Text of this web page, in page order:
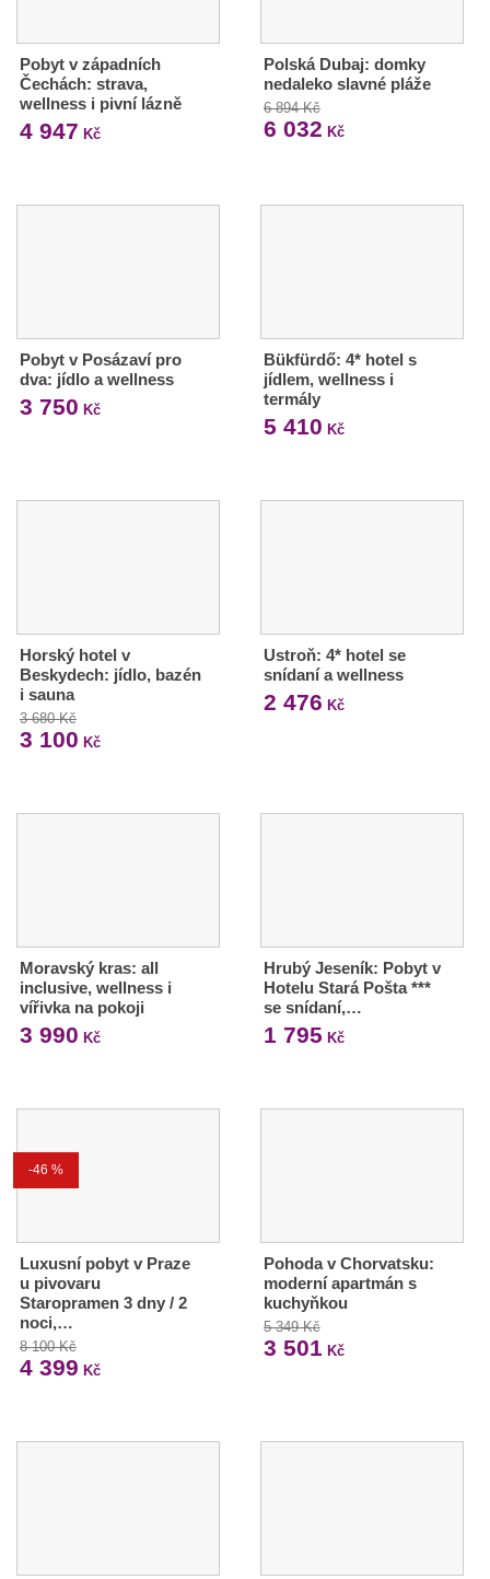
Pobyt v západních
Čechách: strava,
wellness i pivní lázně
4 947 Kč
Polská Dubaj: domky
nedaleko slavné pláže
6 894 Kč
6 032 Kč
Pobyt v Posázaví pro
dva: jídlo a wellness
3 750 Kč
Bükfürdő: 4* hotel s
jídlem, wellness i
termály
5 410 Kč
Horský hotel v
Beskydech: jídlo, bazén
i sauna
3 680 Kč
3 100 Kč
Ustroň: 4* hotel se
snídaní a wellness
2 476 Kč
Moravský kras: all
inclusive, wellness i
vířivka na pokoji
3 990 Kč
Hrubý Jeseník: Pobyt v
Hotelu Stará Pošta ***
se snídaní,…
1 795 Kč
-46 %
Luxusní pobyt v Praze
u pivovaru
Staropramen 3 dny / 2
noci,…
8 100 Kč
4 399 Kč
Pohoda v Chorvatsku:
moderní apartmán s
kuchyňkou
5 349 Kč
3 501 Kč